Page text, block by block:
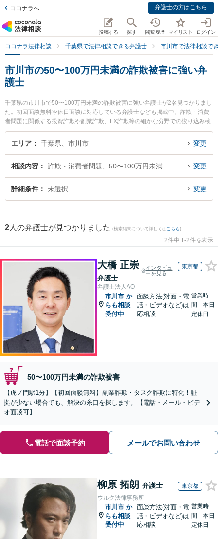
ココナラへ 弁護士の方はこちら
投稿する 探す 閲覧履歴 マイリスト ログイン
ココナラ法律相談 千葉県で法律相談できる弁護士 市川市で法律相談で
市川市の50〜100万円未満の詐欺被害に強い弁
護士
千葉県の市川市で50〜100万円未満の詐欺被害に強い弁護士が2名見つかりまし
た。初回面談無料や休日面談に対応している弁護士なども掲載中。詐欺・消費
者問題に関係する投資詐欺や副業詐欺、FX詐欺等の細かな分野での絞り込み検
索もでき便利です。特にアトラス綜合法律事務所の本宮 秀樹弁護士や市川妙典
法律事務所の牧 成明弁護士のプロフィール情報や弁護士費用、強みなどが注目
トラブル解決の実績豊富な近くの弁護士を検索したい』『初回相談無料で50〜
100万円未満の詐欺被害を法律相談できる市川市内の弁護士に相談予約した
い』などでお困りの相談者さんにおすすめです。
エリア 千葉県、市川市 変更
相談内容 詐欺・消費者問題、50〜100万円未満 変更
詳細条件 未選択 変更
2 人の弁護士が見つかりました (検索結果について詳しくは こちら)
2件中 1-2件を表示
大橋 正崇
弁護士
インタビュ
ーを見る
東京都
弁護士法人AO
市川市 か
らも相談
受付中
面談方法(対面・電
話・ビデオなど)は
応相談
営業時
間：本日
定休日
50〜100万円未満の詐欺被害
【虎ノ門駅1分】【初回面談無料】副業詐欺・タスク詐欺に特化！証
拠が少ない場合でも、解決の糸口を探します。【電話・メール・ビデ
オ面談可】
電話で面談予約 メールでお問い合わせ
柳原 拓朗 弁護士 東京都
ウルク法律事務所
市川市 か
らも相談
受付中
面談方法(対面・電
話・ビデオなど)は
応相談
営業時
間：本日
定休日